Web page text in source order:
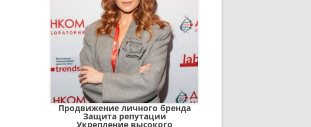
Продвижение личного бренда
Защита репутации
Укрепление высокого